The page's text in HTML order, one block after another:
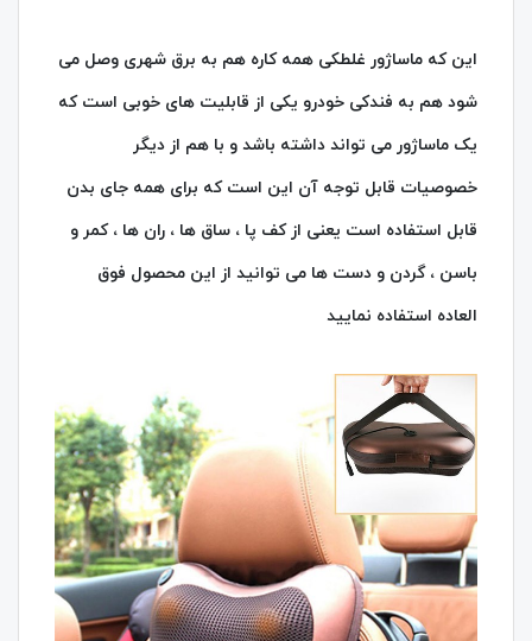
این که ماساژور غلطکی همه کاره هم به برق شهری وصل می
شود هم به فندکی خودرو یکی از قابلیت های خوبی است که
یک ماساژور می تواند داشته باشد و با هم از دیگر
خصوصیات قابل توجه آن این است که برای همه جای بدن
قابل استفاده است یعنی از کف پا ، ساق ها ، ران ها ، کمر و
باسن ، گردن و دست ها می توانید از این محصول فوق
العاده استفاده نمایید